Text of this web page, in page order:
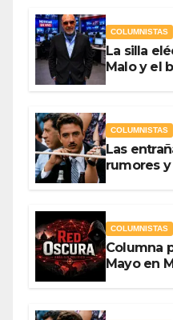
COLUMNISTAS
La silla
Malo y el
COLUMNISTAS
Las
rumores
COLUMNISTAS
Columna
Mayo en